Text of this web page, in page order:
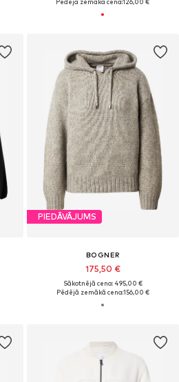
Pēdējā zemākā cena:126,00 €
PIEDĀVĀJUMS
BOGNER
175,50 €
Sākotnējā cena: 495,00 €
Pēdējā zemākā cena:156,00 €